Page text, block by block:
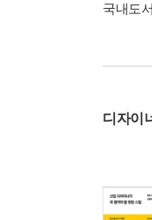
국내도
디자이